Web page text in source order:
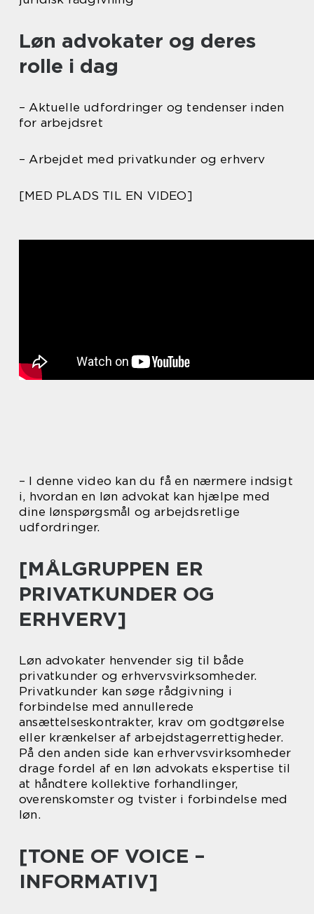
Løn advokater og deres
rolle i dag
– Aktuelle udfordringer og tendenser inden
for arbejdsret
– Arbejdet med privatkunder og erhverv
[MED PLADS TIL EN VIDEO]
– I denne video kan du få en nærmere indsigt
i, hvordan en løn advokat kan hjælpe med
dine lønspørgsmål og arbejdsretlige
udfordringer.
[MÅLGRUPPEN ER
PRIVATKUNDER OG
ERHVERV]
Løn advokater henvender sig til både
privatkunder og erhvervsvirksomheder.
Privatkunder kan søge rådgivning i
forbindelse med annullerede
ansættelseskontrakter, krav om godtgørelse
eller krænkelser af arbejdstagerrettigheder.
På den anden side kan erhvervsvirksomheder
drage fordel af en løn advokats ekspertise til
at håndtere kollektive forhandlinger,
overenskomster og tvister i forbindelse med
løn.
[TONE OF VOICE –
INFORMATIV]